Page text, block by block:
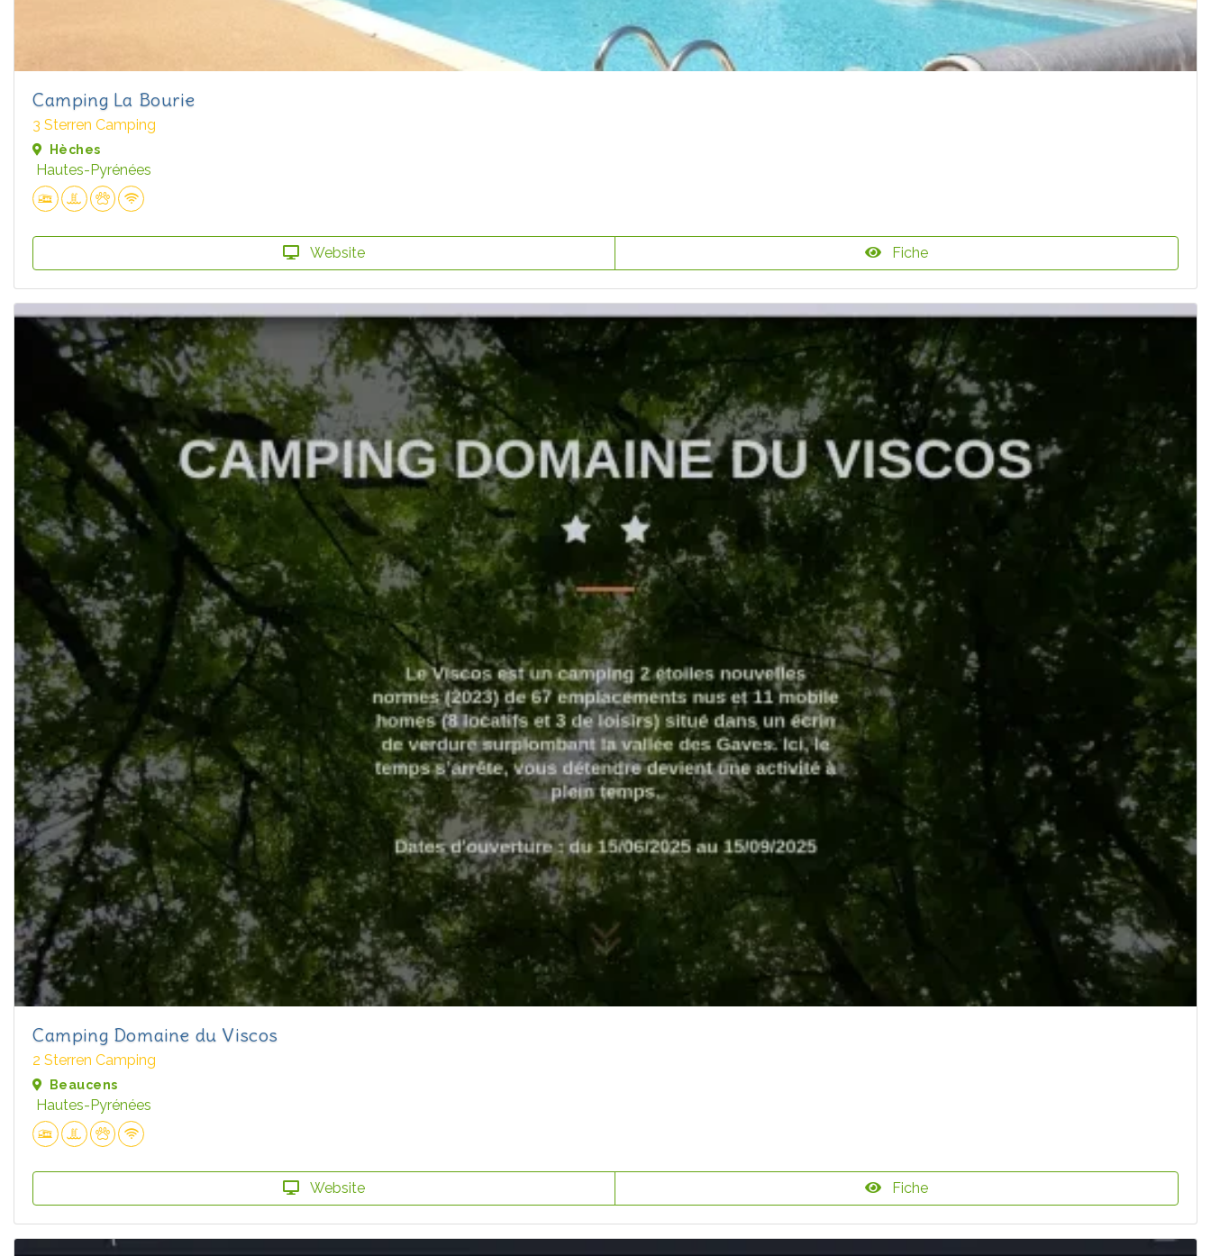
Camping La Bourie
3 Sterren Camping
Hèches
Hautes-Pyrénées
Website Fiche
Camping Domaine du Viscos
2 Sterren Camping
Beaucens
Hautes-Pyrénées
Website Fiche